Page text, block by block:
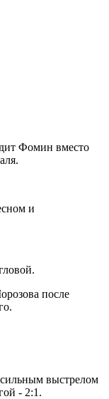
Фомин вместо
и
после
сильным выстрелом
- 2:1.